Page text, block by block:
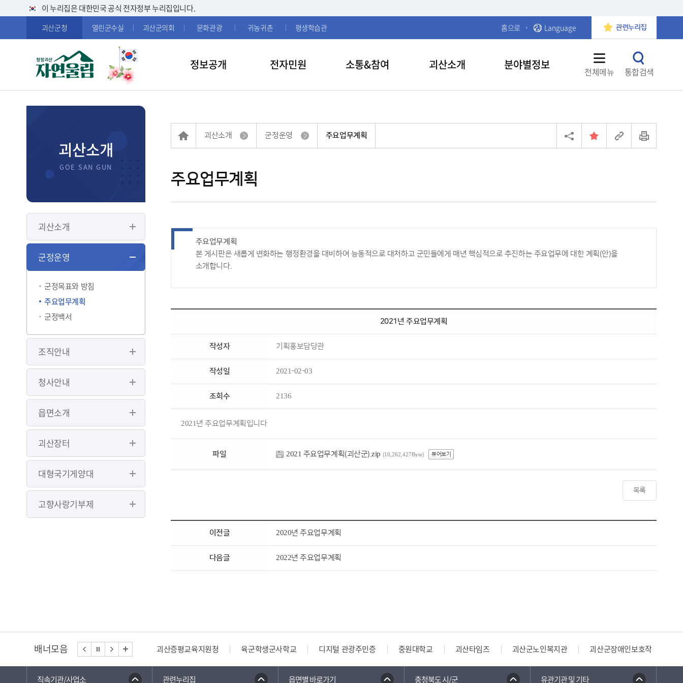
이 누리집은 대한민국 공식 전자정부 누리집입니다.
괴산군청 열린군수실 괴산군의회 문화관광 귀농귀촌 평생학습관 홈으로 Language 관련누리집
정보공개 전자민원 소통&참여 괴산소개 분야별정보 전체메뉴 통합검색
괴산소개
괴산소개
군정운영
군정목표와 방침
주요업무계획
군정백서
조직안내
청사안내
읍면소개
괴산장터
대형국기게양대
고향사랑기부제
주요업무계획
괴산소개 군정운영 주요업무계획
주요업무계획
본 게시판은 새롭게 변화하는 행정환경을 대비하여 능동적으로 대처하고 군민들에게 매년 핵심적으로 추진하는 주요업무에 대한 계획(안)을
소개합니다.
2021년 주요업무계획
작성자 기획홍보담당관
작성일 2021-02-03
조회수 2136
2021년 주요업무계획입니다
파일 2021 주요업무계획(괴산군).zip (10,262,427Byte) 뷰어보기
목록
이전글 2020년 주요업무계획
다음글 2022년 주요업무계획
배너모음 괴산증평교육지원청 육군학생군사학교 디지털 관광주민증 중원대학교 괴산타임즈 괴산군노인복지관 괴산군장애인보호작업장
직속기관/사업소 관련누리집 읍면별 바로가기 충청북도 시/군 유관기관 및 기타